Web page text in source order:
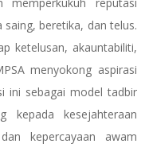
saing, beretika, dan telus.
ketelusan, akauntabiliti,
menyokong aspirasi
ini sebagai model tadbir
kepada kesejahteraan
kepercayaan awam